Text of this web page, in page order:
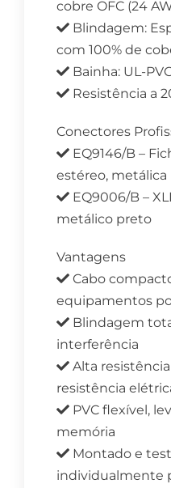
cobre OFC (24
Blindagem:
com 100% de
Bainha: UL-
Resistência a
Conectores
EQ9146/B –
estéreo,
EQ9006/B –
metálico preto
Vantagens
Cabo
equipamentos
Blindagem
interferência
Alta resistência
resistência
PVC flexível,
memória
Montado e
individualmente